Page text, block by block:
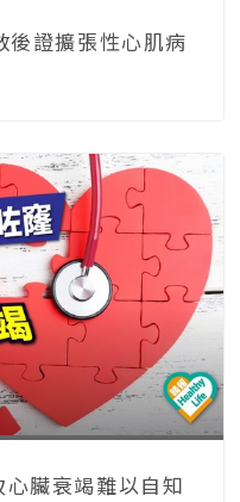
證擴張性心肌病
臟衰竭難以自知